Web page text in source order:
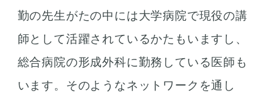
勤の先生がたの中には大学病院で現役の講
師として活躍されているかたもいますし、
総合病院の形成外科に勤務している医師も
います。そのようなネットワークを通し